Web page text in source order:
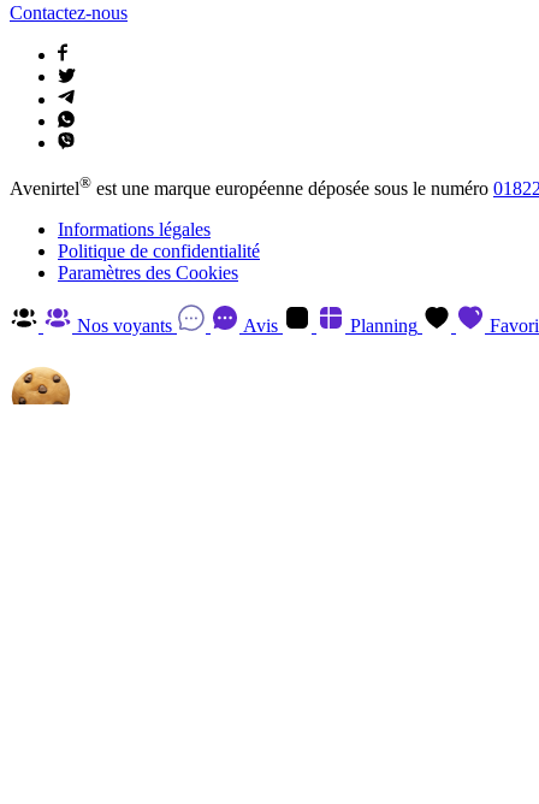
Contactez-nous
Avenirtel® est une marque européenne déposée sous le numéro
Informations légales
Politique de confidentialité
Paramètres des Cookies
Nos voyants Avis Planning